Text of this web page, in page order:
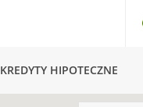
KREDYTY HIPOTECZNE